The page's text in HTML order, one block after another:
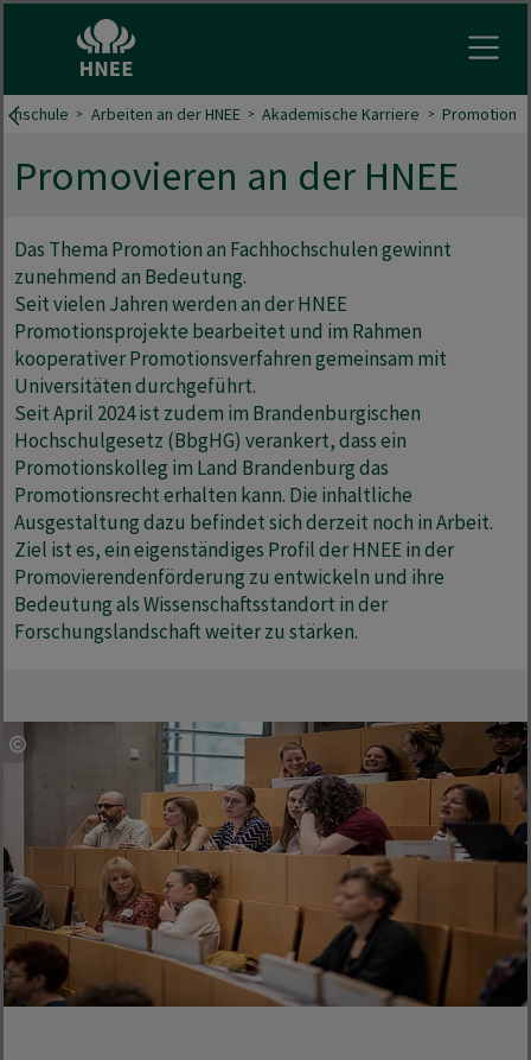
Arbeiten an der HNEE Akademische Karriere Promotion
Promovieren an der HNEE
Das Thema Promotion an Fachhochschulen gewinnt
zunehmend an Bedeutung.
Seit vielen Jahren werden an der HNEE
Promotionsprojekte bearbeitet und im Rahmen
kooperativer Promotionsverfahren gemeinsam mit
Universitäten durchgeführt.
Seit April 2024 ist zudem im Brandenburgischen
Hochschulgesetz (BbgHG) verankert, dass ein
Promotionskolleg im Land Brandenburg das
Promotionsrecht erhalten kann. Die inhaltliche
Ausgestaltung dazu befindet sich derzeit noch in Arbeit.
Ziel ist es, ein eigenständiges Profil der HNEE in der
Promovierendenförderung zu entwickeln und ihre
Bedeutung als Wissenschaftsstandort in der
Forschungslandschaft weiter zu stärken.